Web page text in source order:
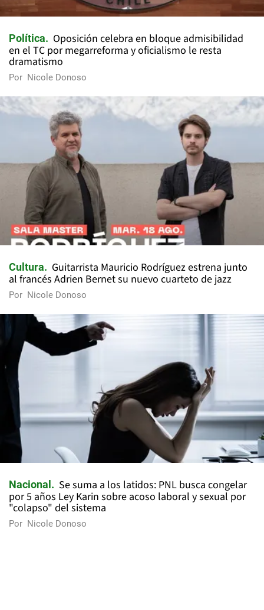
Política
Oposición celebra en bloque admisibilidad
en el TC por megarreforma y oficialismo le resta
dramatismo
Por Nicole Donoso
Cultura
Guitarrista Mauricio Rodríguez estrena junto
al francés Adrien Bernet su nuevo cuarteto de jazz
Por Nicole Donoso
Nacional
Se suma a los latidos: PNL busca congelar
por 5 años Ley Karin sobre acoso laboral y sexual por
"colapso" del sistema
Por Nicole Donoso